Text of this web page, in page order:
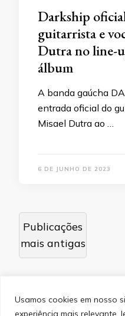
Usamos cookies em nosso
experiência mais relevante,
Darkship
guitarrista e
Dutra no line-
álbum
A banda gaúcha
entrada oficial do
Misael Dutra ao …
6 DE JUNHO DE 2023
Navegação
por
posts
Publicações
mais antigas